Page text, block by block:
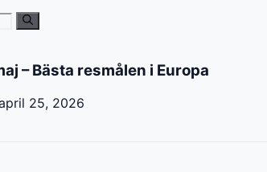
– Bästa resmålen i Europa
25, 2026